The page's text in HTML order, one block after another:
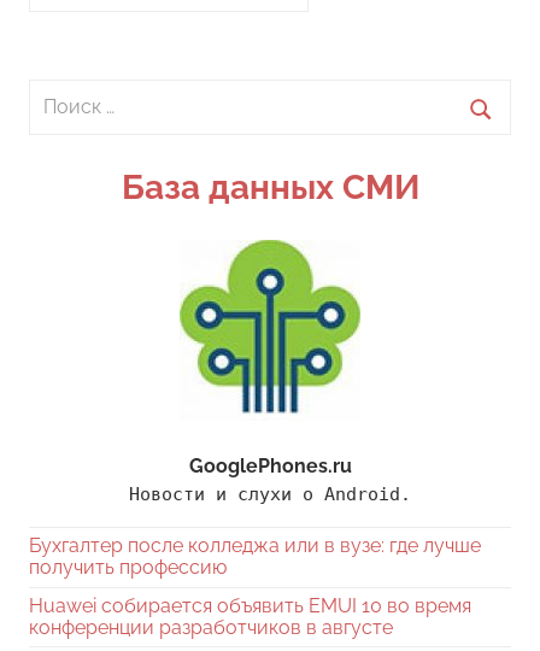
Поиск
База данных СМИ
GooglePhones.ru
Новости и слухи о Android.
Бухгалтер после колледжа или в вузе: где лучше
получить профессию
Huawei собирается объявить EMUI 10 во время
конференции разработчиков в августе